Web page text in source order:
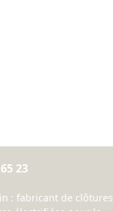
23
: fabricant de clôtures